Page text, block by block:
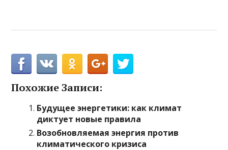
Похожие Записи:
Будущее энергетики: как климат
диктует новые правила
Возобновляемая энергия против
климатического кризиса